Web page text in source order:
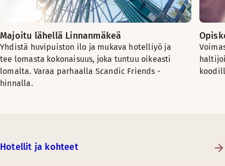
Majoitu lähellä Linnanmäkeä
Yhdistä huvipuiston ilo ja mukava hotelliyö ja
tee lomasta kokonaisuus, joka tuntuu oikeasti
lomalta. Varaa parhaalla Scandic Friends -
hinnalla.
Hotellit ja kohteet